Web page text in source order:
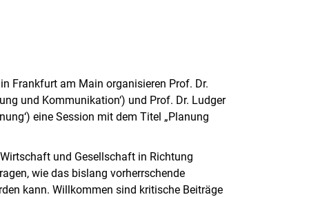
Frankfurt am Main organisieren Prof. Dr.
und Kommunikation‘) und Prof. Dr. Ludger
eine Session mit dem Titel „Planung
und Gesellschaft in Richtung
wie das bislang vorherrschende
kann. Willkommen sind kritische Beiträge